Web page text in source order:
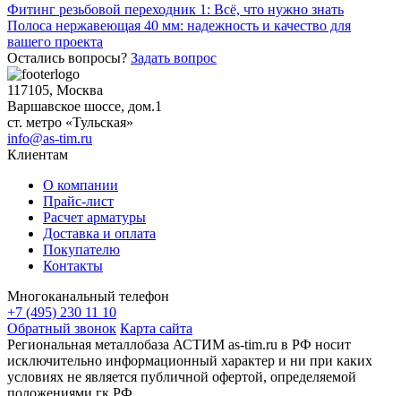
Навигация
по
записям
Фитинг резьбовой переходник 1: Всё, что нужно знать
Полоса нержавеющая 40 мм: надежность и качество для
вашего проекта
Остались вопросы? Задать вопрос
117105, Москва
Варшавское шоссе, дом.1
ст. метро «Тульская»
info@as-tim.ru
Клиентам
О компании
Прайс-лист
Расчет арматуры
Доставка и оплата
Покупателю
Контакты
Многоканальный телефон
+7 (495) 230 11 10
Обратный звонок Карта сайта
Региональная металлобаза АСТИМ as-tim.ru в РФ носит
исключительно информационный характер и ни при каких
условиях не является публичной офертой, определяемой